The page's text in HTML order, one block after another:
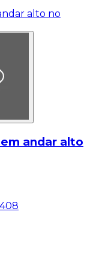
andar alto